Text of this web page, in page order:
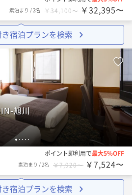
素泊まり /2名 ￥34,100〜 ￥32,395〜
宿泊プランを検索
1 2 3 4 5
旭川
ポイント即利用で最大5％OFF
素泊まり /2名 ￥7,920〜 ￥7,524〜
宿泊プランを検索